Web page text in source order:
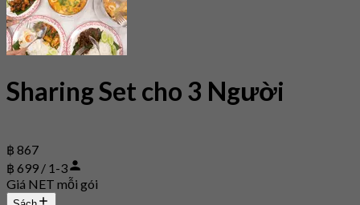
Sharing Set cho 3 Người
฿ 867
฿ 699 / 1-3
Giá NET mỗi gói